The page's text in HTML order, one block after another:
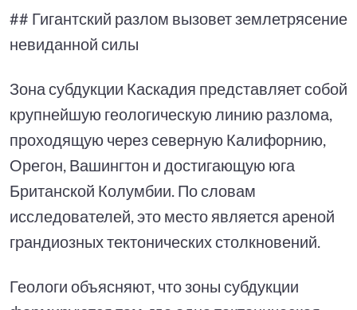
## Гигантский разлом вызовет землетрясение
невиданной силы
Зона субдукции Каскадия представляет собой
крупнейшую геологическую линию разлома,
проходящую через северную Калифорнию,
Орегон, Вашингтон и достигающую юга
Британской Колумбии. По словам
исследователей, это место является ареной
грандиозных тектонических столкновений.
Геологи объясняют, что зоны субдукции